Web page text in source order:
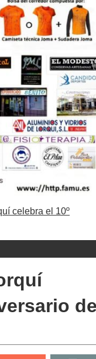
celebra el 10º